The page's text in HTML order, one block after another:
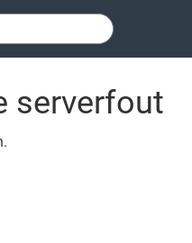
serverfout